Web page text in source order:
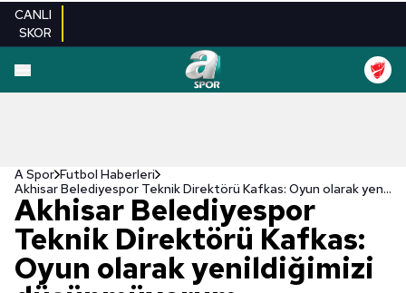
CANLI
SKOR
A Spor Futbol Haberleri
Akhisar Belediyespor Teknik Direktörü Kafkas: Oyun olarak yenildiğimizi düşünmüyorum
Akhisar Belediyespor
Teknik Direktörü Kafkas:
Oyun olarak yenildiğimizi